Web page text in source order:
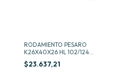
RODAMIENTO PESARO
K26X40X26 HL 102/124
RETROCESO -
$23.637,21